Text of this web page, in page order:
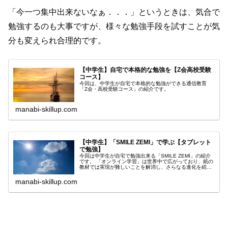
「今一つ集中出来ないなぁ．．．」というときは、気合で
勉強するのも大事ですが、様々な勉強手段を試すことが気
分も変えられ合理的です。
【中学生】自宅で本格的な勉強を【Z会高校受験
コース】
今回は、中学生が自宅で本格的な勉強ができる通信教育
「Z会・高校受験コース」の紹介です。
manabi-skillup.com
【中学生】「SMILE ZEMI」で学ぶ【タブレット
で勉強】
今回は中学生が自宅で勉強出来る「SMILE ZEMI」の紹介
です。 「オンライン学習」は世界中で広がっており、紙の
教材では実現が難しいことを解消し、さらなる進化を続け
manabi-skillup.com